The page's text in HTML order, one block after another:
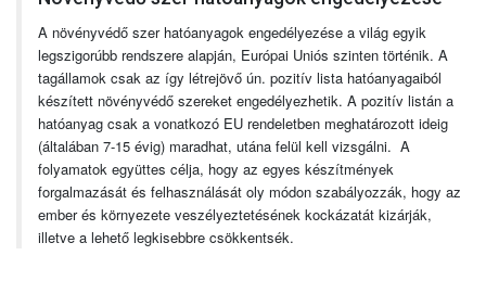
A növényvédő szer hatóanyagok engedélyezése a világ egyik
legszigorúbb rendszere alapján, Európai Uniós szinten történik. A
tagállamok csak az így létrejövő ún. pozitív lista hatóanyagaiból
készített növényvédő szereket engedélyezhetik. A pozitív listán a
hatóanyag csak a vonatkozó EU rendeletben meghatározott ideig
(általában 7-15 évig) maradhat, utána felül kell vizsgálni. A
folyamatok együttes célja, hogy az egyes készítmények
forgalmazását és felhasználását oly módon szabályozzák, hogy az
ember és környezete veszélyeztetésének kockázatát kizárják,
illetve a lehető legkisebbre csökkentsék.